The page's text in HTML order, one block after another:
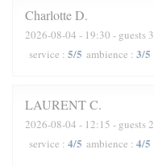
CharlotteD
2026-08-04 - 19:30 - guests 3
service : 5/5 ambience : 3/5
LAURENTC
2026-08-04 - 12:15 - guests 2
service : 4/5 ambience : 4/5